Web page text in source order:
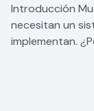
Introducción
necesitan un
implementan.